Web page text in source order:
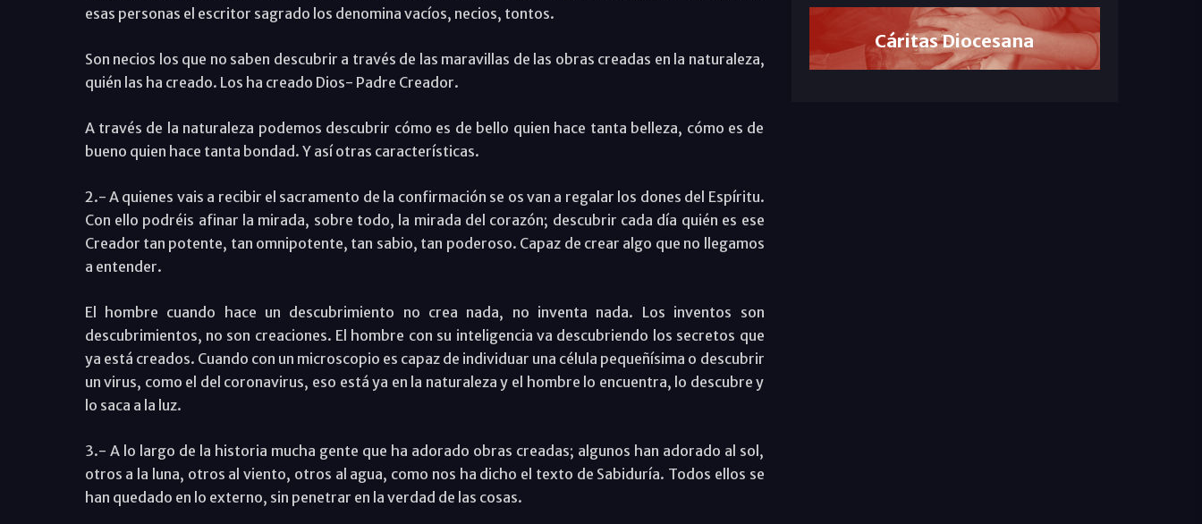
esas personas el escritor sagrado los denomina vacíos, necios, tontos.
Son necios los que no saben descubrir a través de las maravillas de las obras creadas en la naturaleza,
quién las ha creado. Los ha creado Dios- Padre Creador.
A través de la naturaleza podemos descubrir cómo es de bello quien hace tanta belleza, cómo es de
bueno quien hace tanta bondad. Y así otras características.
2.- A quienes vais a recibir el sacramento de la confirmación se os van a regalar los dones del Espíritu.
Con ello podréis afinar la mirada, sobre todo, la mirada del corazón; descubrir cada día quién es ese
Creador tan potente, tan omnipotente, tan sabio, tan poderoso. Capaz de crear algo que no llegamos
a entender.
El hombre cuando hace un descubrimiento no crea nada, no inventa nada. Los inventos son
descubrimientos, no son creaciones. El hombre con su inteligencia va descubriendo los secretos que
ya está creados. Cuando con un microscopio es capaz de individuar una célula pequeñísima o descubrir
un virus, como el del coronavirus, eso está ya en la naturaleza y el hombre lo encuentra, lo descubre y
lo saca a la luz.
3.- A lo largo de la historia mucha gente que ha adorado obras creadas; algunos han adorado al sol,
otros a la luna, otros al viento, otros al agua, como nos ha dicho el texto de Sabiduría. Todos ellos se
han quedado en lo externo, sin penetrar en la verdad de las cosas.
Cáritas Diocesana